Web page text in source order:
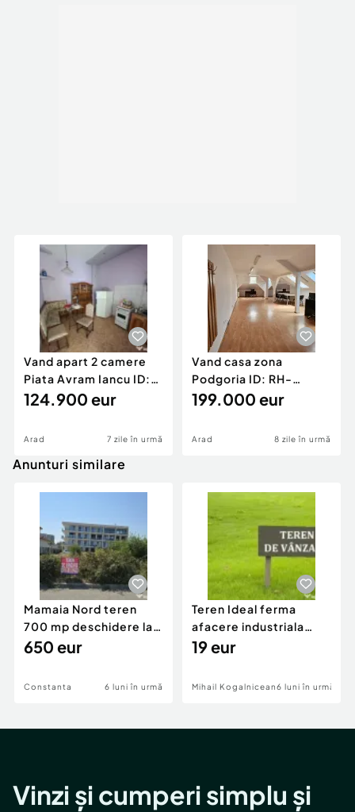
Vand apart 2 camere
Piata Avram Iancu ID:
RH-45526-property
124.900 eur
Arad 7 zile în urmă
Vand casa zona
Podgoria ID: RH-
45502-property
199.000 eur
Arad 8 zile în urmă
Anunturi similare
Mamaia Nord teren
700 mp deschidere la
D24 si D25
650 eur
Constanta 6 luni în urmă
Teren Ideal ferma
afacere industriala
deschidere 71 ml la
19 eur
Mihail Kogalniceanu6 luni în urmă
Vinzi și cumperi simplu și